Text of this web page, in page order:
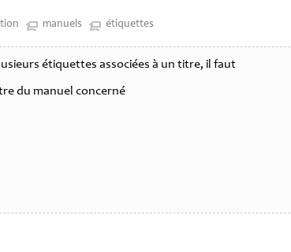
manuels étiquettes
étiquettes associées à un titre, il faut
du manuel concerné